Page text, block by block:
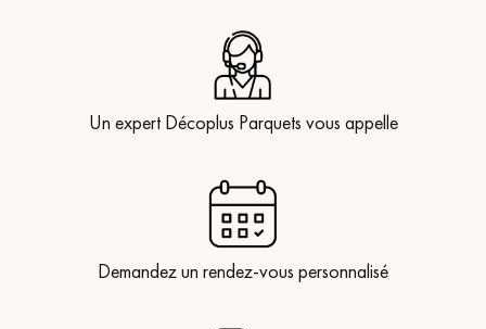
Un expert Décoplus Parquets vous appelle
Demandez un rendez-vous personnalisé